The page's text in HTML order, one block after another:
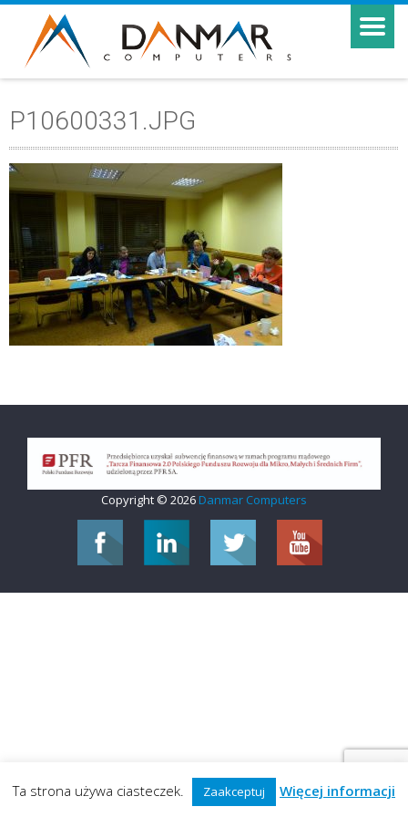
P10600331.JPG
Copyright © 2026 Danmar Computers
Ta strona używa ciasteczek. Zaakceptuj Więcej informacji